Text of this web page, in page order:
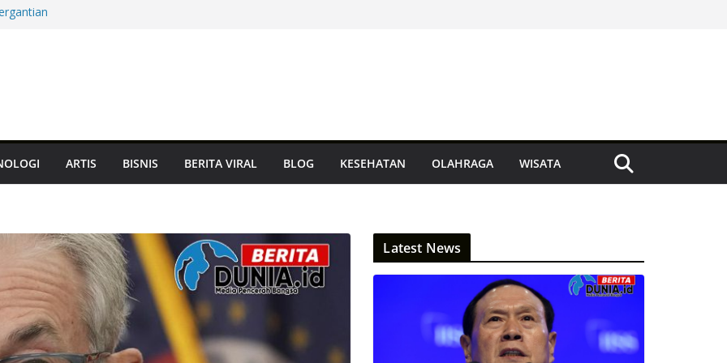
Mati, Aset
Panglima
hingga
Damai atau
ARTIS BISNIS BERITA VIRAL BLOG KESEHATAN OLAHRAGA WISATA
Latest News